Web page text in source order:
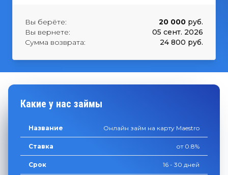
Вы берёте: 20 000 руб.
Вы вернете:
05 сент. 2026
Сумма возврата:
24 800 руб.
Какие у нас займы
Онлайн займ на карту Maestro
от 0.8%
16 - 30 дней